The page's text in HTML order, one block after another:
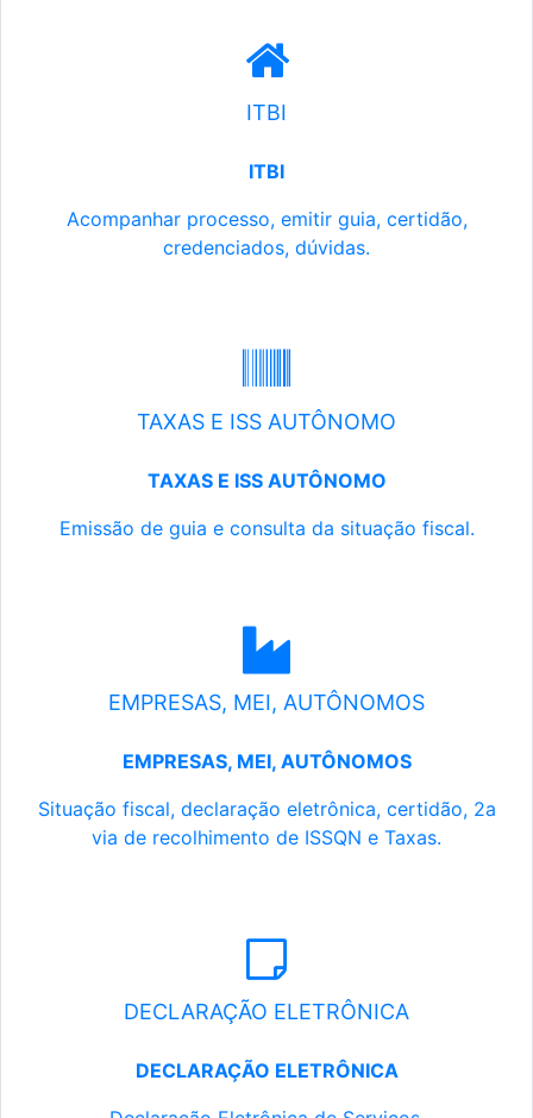
ITBI
ITBI
Acompanhar processo, emitir guia, certidão,
credenciados, dúvidas.
TAXAS E ISS AUTÔNOMO
TAXAS E ISS AUTÔNOMO
Emissão de guia e consulta da situação fiscal.
EMPRESAS, MEI, AUTÔNOMOS
EMPRESAS, MEI, AUTÔNOMOS
Situação fiscal, declaração eletrônica, certidão, 2a
via de recolhimento de ISSQN e Taxas.
DECLARAÇÃO ELETRÔNICA
DECLARAÇÃO ELETRÔNICA